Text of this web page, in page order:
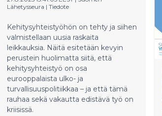
Lähetysseura | Tiedote
Kehitysyhteistyöhön on tehty ja siihen
valmistellaan uusia raskaita
leikkauksia. Näitä esitetään kevyin
perustein huolimatta siitä, että
kehitysyhteistyö on osa
eurooppalaista ulko- ja
turvallisuuspolitiikkaa – ja että tämä
rauhaa sekä vakautta edistävä työ on
kriisissä.